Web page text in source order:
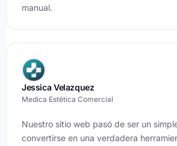
manual.
Jessica Velazquez
Medica Estética Comercial
Nuestro sitio web pasó de ser un
convertirse en una verdadera